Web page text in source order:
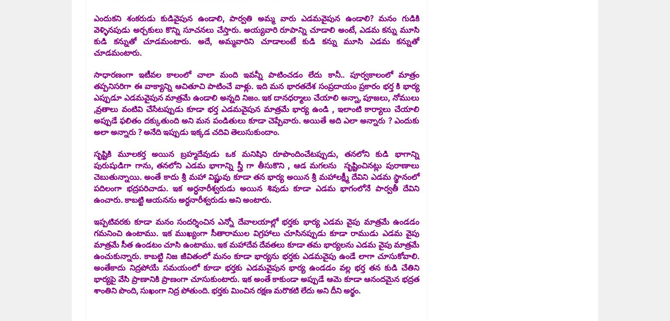
ఎందుకని శంకరుడు కుడివైపున ఉండాలి, పార్వతి అమ్మ వారు ఎడమవైపున ఉండాలి? మనం గుడికి
వెళ్ళినపుడు అర్చకులు కొన్ని సూచనలు చేస్తారు. అయ్యవారి రూపాన్ని చూడాలి అంటే, ఎడమ కన్ను మూసి
కుడి కన్నుతో చూడమంటారు. అదే, అమ్మవారిని చూడాలంటే కుడి కన్ను మూసి ఎడమ కన్నుతో
చూడమంటారు.
సాధారణంగా ఇటీవల కాలంలో చాలా మంది ఇవన్నీ పాటించడం లేదు కానీ.. పూర్వకాలంలో మాత్రం
తప్పనిసరిగా ఈ వాక్యాన్ని ఆచితూచి పాటించే వాళ్లు. ఇది మన భారతదేశ సంప్రదాయం ప్రకారం భర్త కి భార్య
ఎప్పుడూ ఎడమవైపున మాత్రమే ఉండాలి అన్నది నిజం. ఇక దానధర్మాలు చేయాలి అన్నా, పూజలు, నోములు
,వ్రతాలు వంటివి చేసేటప్పుడు కూడా భర్త ఎడమవైపున మాత్రమే భార్య ఉండి , ఇలాంటి కార్యాలు చేయాలి
అప్పుడే ఫలితం దక్కుతుంది అని మన పండితులు కూడా చెప్పేవారు. అయితే అది ఎలా అన్నారు ? ఎందుకు
అలా అన్నారు ? అనేది ఇప్పుడు ఇక్కడ చదివి తెలుసుకుందాం.
సృష్టికి మూలకర్త అయిన బ్రహ్మదేవుడు ఒక మనిషిని రూపొందించేటప్పుడు, తనలోని కుడి భాగాన్ని
పురుషుడిగా గాను, తనలోని ఎడమ భాగాన్ని స్త్రీ గా తీసుకొని , ఆడ మగలను సృష్టించినట్లు పురాణాలు
చెబుతున్నాయి. అంతే కాదు శ్రీ మహా విష్ణువు కూడా తన భార్య అయిన శ్రీ మహాలక్ష్మీ దేవిని ఎడమ స్థానంలో
పదిలంగా భద్రపరిచాడు. ఇక అర్ధనారీశ్వరుడు అయిన శివుడు కూడా ఎడమ భాగంలోనే పార్వతీ దేవిని
ఉంచారు. కాబట్టి ఆయనను అర్ధనారీశ్వరుడు అని అంటారు.
ఇప్పటివరకు కూడా మనం సందర్శించిన ఎన్నో దేవాలయాల్లో భర్తకు భార్య ఎడమ వైపు మాత్రమే ఉండడం
గమనించి ఉంటాము. ఇక ముఖ్యంగా సీతారాముల విగ్రహాలు చూసినప్పుడు కూడా రాముడు ఎడమ వైపు
మాత్రమే సీత ఉండటం చూసి ఉంటాము. ఇక మహాదేవ దేవతలు కూడా తమ భార్యలను ఎడమ వైపు మాత్రమే
ఉంచుకున్నారు. కాబట్టి నిజ జీవితంలో మనం కూడా భార్యను భర్తకు ఎడమవైపు ఉండే లాగా చూసుకోవాలి.
అంతేకాదు నిద్రపోయే సమయంలో కూడా భర్తకు ఎడమవైపున భార్య ఉండడం వల్ల భర్త తన కుడి చేతిని
భార్యపై వేసి ప్రాణానికి ప్రాణంగా చూసుకుంటారు. ఇక అంతే కాకుండా అప్పుడే ఆమె కూడా ఆనందమైన భద్రత
శాంతిని పొంది, సుఖంగా నిద్ర పోతుంది. భర్తకు మించిన రక్షణ మరొకటి లేదు అని దీని అర్థం.